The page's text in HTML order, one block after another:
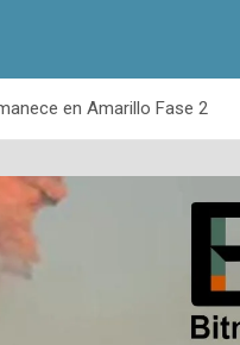
en Amarillo Fase 2